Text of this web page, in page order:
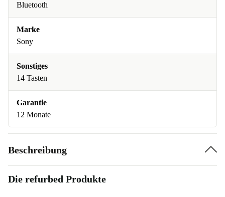
Bluetooth
Marke
Sony
Sonstiges
14 Tasten
Garantie
12 Monate
Beschreibung
Die refurbed Produkte